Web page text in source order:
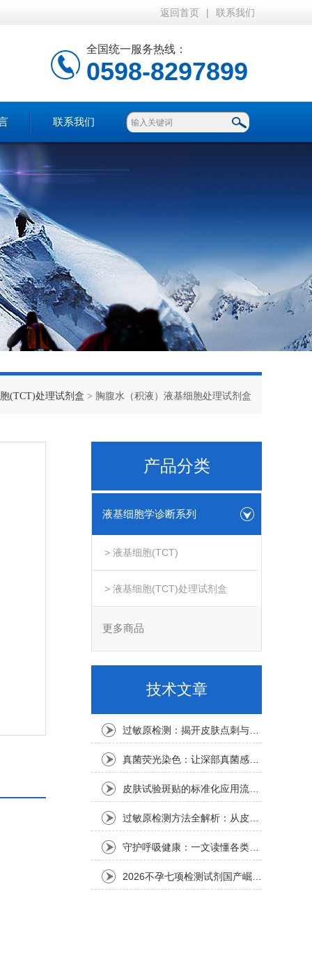
返回首页 | 联系我们
全国统一服务热线：
0598-8297899
联系我们
(TCT)处理试剂盒 > 胸腹水（积液）液基细胞处理试剂盒
产品分类
液基细胞学诊断系列
> 液基细胞(TCT)
> 液基细胞(TCT)处理试剂盒
更多商品
技术文章